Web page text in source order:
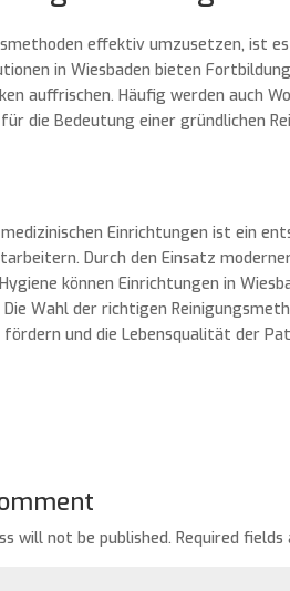
effektiv umzusetzen, ist
in Wiesbaden bieten
auffrischen. Häufig werden auch
die Bedeutung einer gründlichen
Einrichtungen ist ein
Durch den Einsatz
können Einrichtungen in
Wahl der richtigen
und die Lebensqualität der
will not be published. Required fields